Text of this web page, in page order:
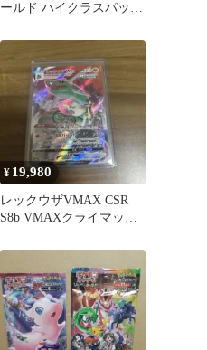
ールド ハイクラスパック
¥ 19,980
レックウザVMAX CSR
S8b VMAXクライマック